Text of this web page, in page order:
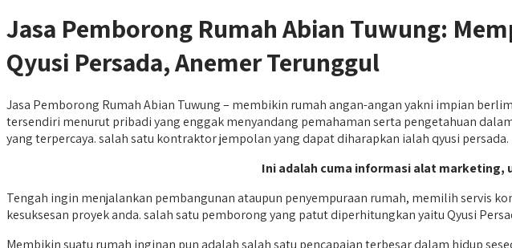
Jasa Pemborong Rumah Abian Tuwung:
Qyusi Persada, Anemer Terunggul
Jasa Pemborong Rumah Abian Tuwung – membikin rumah angan-angan yakni impian
tersendiri menurut pribadi yang enggak menyandang pemahaman serta pengetahuan
yang terpercaya. salah satu kontraktor jempolan yang dapat diharapkan ialah qyusi persada.
Ini adalah cuma informasi alat marketing,
Tengah ingin menjalankan pembangunan ataupun penyempuraan rumah, memilih servis
kesuksesan proyek anda. salah satu pemborong yang patut diperhitungkan yaitu Qyusi
Membikin suatu rumah inginan pun adalah salah satu pencapaian terbesar dalam hidup